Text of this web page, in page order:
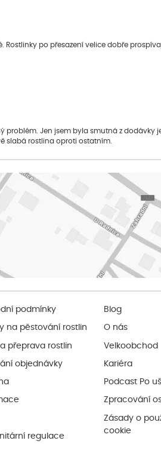
Rostlinky po přesazení velice dobře
problém. Jen jsem byla smutná z dodávky
slabá rostlina oproti ostatním.
podmínky
na pěstování rostlin
přeprava rostlin
objednávky
regulace
Blog
O nás
Velkoobchod
Kariéra
Podcast Po
Zpracování
Zásady o
cookie